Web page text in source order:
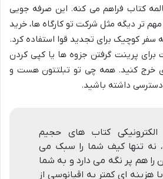
کتاب فراهم می کنه. این صرفه جویی
تر دیگه مثل شرکت تو کارگاه ها، خرید
سفر کوچیک برای تجدید قوا استفاده کرد.
برای پرینت گرفتن جزوه ها یا کپی کردن
خرج کنید. همه چی تو تبلتتون هست و
داشته باشید.
کتاب های حجیم
نه تنها کیف شما را سبک می
را هم پر نگه می دارد و به شما
هزینه ای کمتر به اقیانوسی از